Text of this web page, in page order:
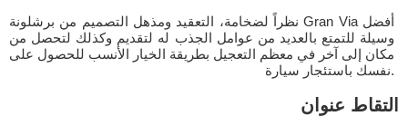
نظراً لضخامة، التعقيد ومذهل التصميم من برشلونة Gran Via أفضل
وسيلة للتمتع بالعديد من عوامل الجذب له لتقديم وكذلك لتحصل من
مكان إلى آخر في معظم التعجيل بطريقة الخيار الأنسب للحصول على
نفسك باستئجار سيارة.
التقاط عنوان